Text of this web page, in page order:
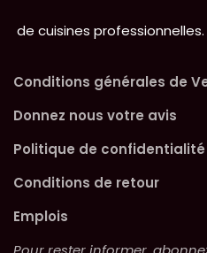
de cuisines professionnelles.
Conditions générales de
Donnez nous votre avis
Politique de confidentialité
Conditions de retour
Emplois